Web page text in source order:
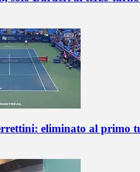
eliminato al primo